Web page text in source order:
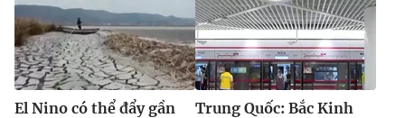
El Nino có thể đẩy gần
Trung Quốc: Bắc Kinh